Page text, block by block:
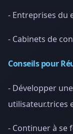
- Entreprises du
- Cabinets de
Conseils pour
- Développer
utilisateur.trices
- Continuer à se